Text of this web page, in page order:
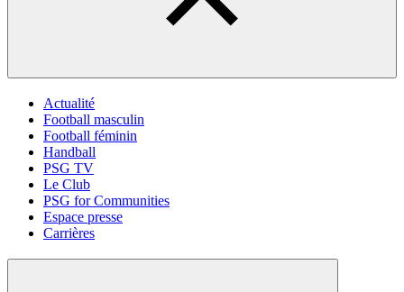
Actualité
Football masculin
Football féminin
Handball
PSG TV
Le Club
PSG for Communities
Espace presse
Carrières